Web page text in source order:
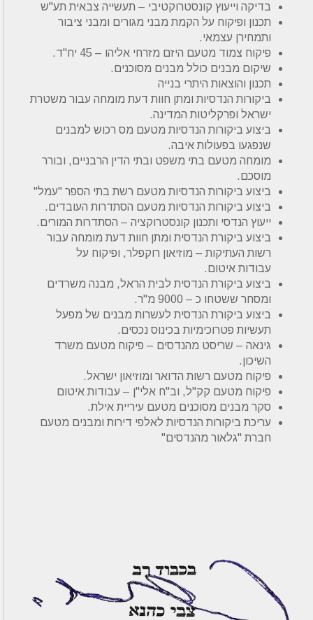
בדיקה וייעוץ קונסטרוקטיבי – תעשייה צבאית תע"ש
תכנון ופיקוח על הקמת מבני מגורים ומבני ציבור
ותמחירן עצמאי.
פיקוח צמוד מטעם היזם מזרחי אליהו – 45 יח"ד.
שיקום מבנים כולל מבנים מסוכנים.
תכנון והוצאות היתרי בנייה
ביקורות הנדסיות ומתן חוות דעת מומחה עבור משטרת
ישראל ופרקליטות המדינה.
ביצוע ביקורות הנדסיות מטעם מס רכוש למבנים
שנפגעו בפעולות איבה.
מומחה מטעם בתי משפט ובתי הדין הרבניים, ובורר
מוסכם.
ביצוע ביקורות הנדסיות מטעם רשת בתי הספר "עמל"
ביצוע ביקורות הנדסיות מטעם הסתדרות העובדים.
ייעוץ הנדסי ותכנון קונסטרוקציה – הסתדרות המורים.
ביצוע ביקורת הנדסית ומתן חוות דעת מומחה עבור
רשות העתיקות – מוזיאון רוקפלר, ופיקוח על
עבודות איטום.
ביצוע ביקורת הנדסית לבית הראל, מבנה משרדים
ומסחר ששטחו כ – 9000 מ"ר.
ביצוע ביקורת הנדסית לעשרות מבנים של מפעל
תעשיות פטרוכימיות בכינוס נכסים.
גינאה – שריסט מהנדסים – פיקוח מטעם משרד
השיכון.
פיקוח מטעם רשות הדואר ומוזיאון ישראל.
פיקוח מטעם קק"ל, וב"ח אלי"ן – עבודות איטום
סקר מבנים מסוכנים מטעם עיריית אילת.
עריכת ביקורות הנדסיות לאלפי דירות ומבנים מטעם
חברת "גלאור מהנדסים"